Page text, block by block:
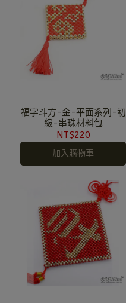
福字斗方-金-平面系列-初
級-串珠材料包
NT$220
加入購物車